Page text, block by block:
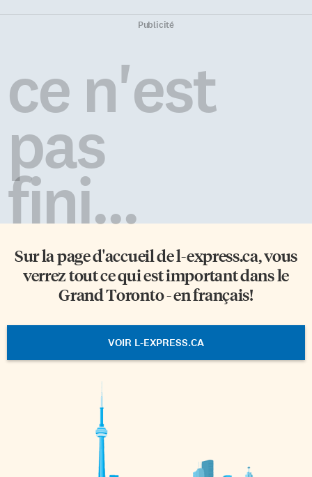
Publicité
ce n'est
pas
fini...
Sur la page d'accueil del-express.ca, vous
verrez tout ce qui est important dans le
Grand Toronto - en français!
VOIR L-EXPRESS.CA